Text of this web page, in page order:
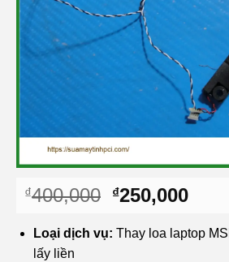
₫400,000 Giá
là:
₫250,000Giá
tại
Loại dịch vụ: Thay loa laptop
lấy liền